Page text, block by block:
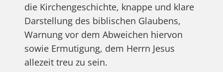
die Kirchengeschichte, knappe und klare
Darstellung des biblischen Glaubens,
Warnung vor dem Abweichen hiervon
sowie Ermutigung, dem Herrn Jesus
allezeit treu zu sein.